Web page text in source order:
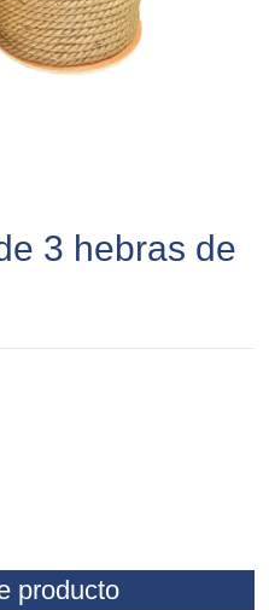
3 hebras de
producto